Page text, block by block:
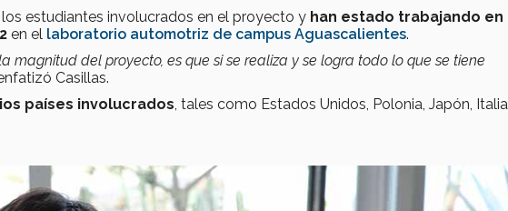
estudiantes involucrados en el proyecto y han estado trabajando en
en el laboratorio automotriz de campus Aguascalientes.
magnitud del proyecto, es que si se realiza y se logra todo lo que se tiene
Casillas.
países involucrados , tales como Estados Unidos, Polonia, Japón, Italia,